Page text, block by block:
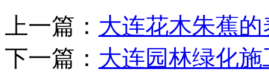
上一篇： 大连花木朱蕉
下一篇： 大连园林绿化